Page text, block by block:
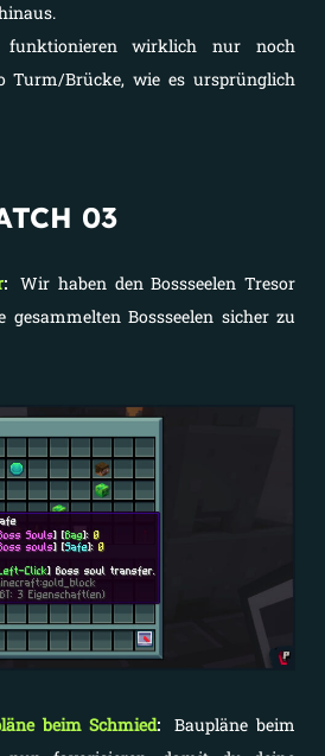
funktionieren wirklich nur noch
Turm/Brücke, wie es ursprünglich
03
: Wir haben den Bossseelen Tresor
Bossseelen sicher zu
beim Schmied:
Baupläne beim